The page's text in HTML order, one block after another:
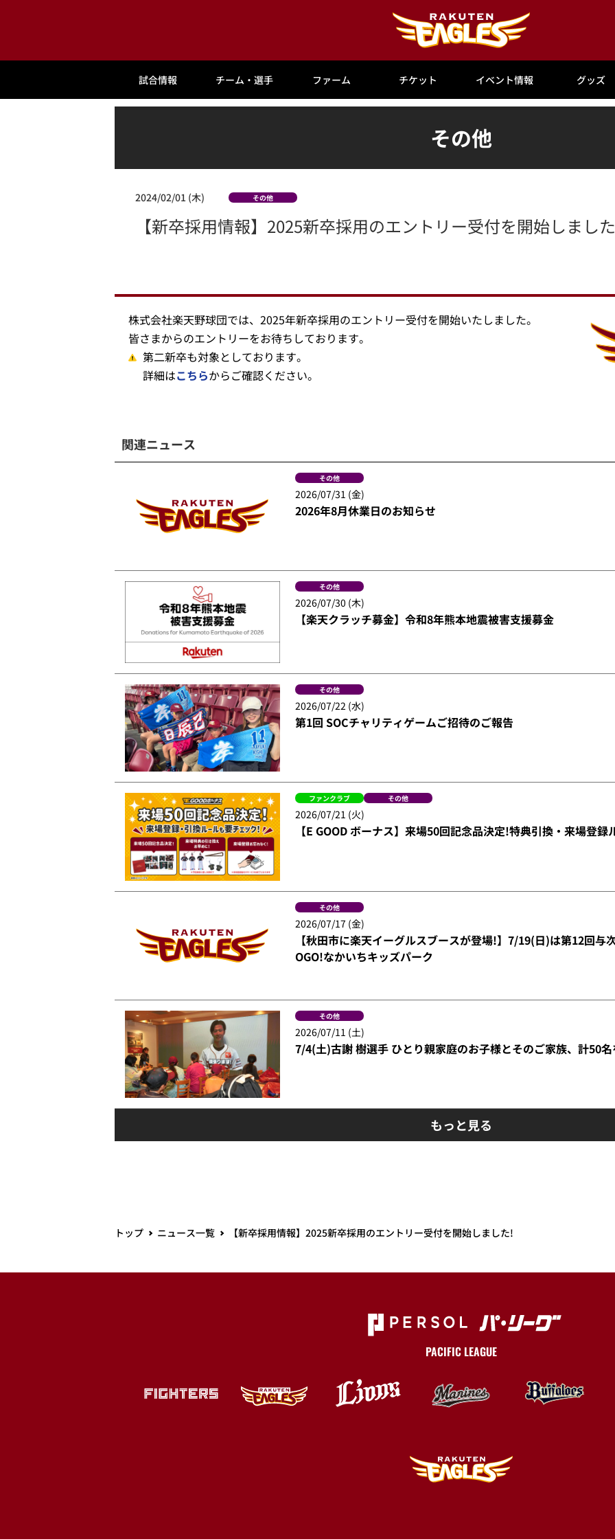
試合情報 チーム・選手 ファーム チケット イベント情報 グッズ
その他
2024/02/01 (木) その他
【新卒採用情報】2025新卒採用のエントリー受付を開始しまし
株式会社楽天野球団では、2025年新卒採用のエントリー受付を開始いたしました。
皆さまからのエントリーをお待ちしております。
第二新卒も対象としております。
詳細はこちらからご確認ください。
関連ニュース
その他
2026/07/31 (金)
2026年8月休業日のお知らせ
その他
2026/07/30 (木)
【楽天クラッチ募金】令和8年熊本地震被害支援募金
その他
2026/07/22 (水)
第1回 SOCチャリティゲームご招待のご報告
ファンクラブ その他
2026/07/21 (火)
【E GOOD ボーナス】来場50回記念品決定!特典引換・来場登
その他
2026/07/17 (金)
【秋田市に楽天イーグルスブースが登場!】7/19(日)は第12回与
OGO!なかいちキッズパーク
その他
2026/07/11 (土)
7/4(土)古謝 樹選手 ひとり親家庭のお子様とそのご家族、計50
もっと見る
トップ ニュース一覧 【新卒採用情報】2025新卒採用のエントリー受付を開始しました!
PACIFIC LEAGUE